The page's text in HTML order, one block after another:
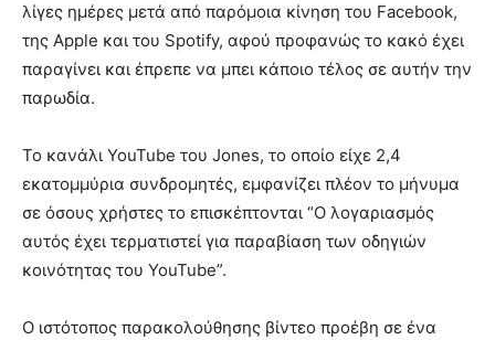
λίγες ημέρες μετά από παρόμοια κίνηση του Facebook,
της Apple και του Spotify, αφού προφανώς το κακό έχει
παραγίνει και έπρεπε να μπει κάποιο τέλος σε αυτήν την
παρωδία.
Το κανάλι YouTube του Jones, το οποίο είχε 2,4
εκατομμύρια συνδρομητές, εμφανίζει πλέον το μήνυμα
σε όσους χρήστες το επισκέπτονται “Ο λογαριασμός
αυτός έχει τερματιστεί για παραβίαση των οδηγιών
κοινότητας του YouTube”.
Ο ιστότοπος παρακολούθησης βίντεο προέβη σε ένα